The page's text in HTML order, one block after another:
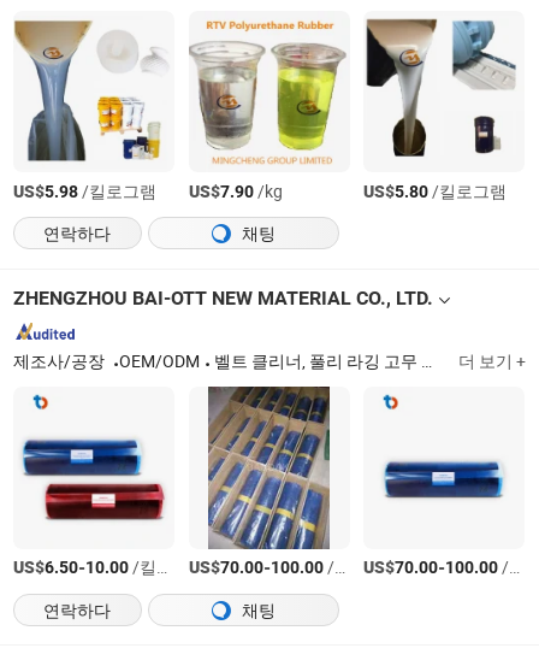
US$5.98/킬로그램 US$7.90/kg US$5.80/킬로그램
연락하다
채팅
ZHENGZHOU BAI-OTT NEW MATERIAL CO., LTD.
제조사/공장 OEM/ODM 벨트 클리너, 풀리 라깅 고무 시트, 커버 고무, 타이 고무, 벌크나이징 프레스, 벨트 패스너, 임팩트 베드 더 보기 +
US$6.50-10.00/킬로그램 US$70.00-100.00/음량 US$70.00-100.00/음량
연락하다
채팅